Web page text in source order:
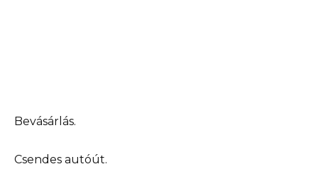
Bevásárlás.
Csendes autóút.